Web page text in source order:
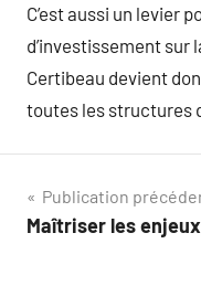
C’est aussi un levier
d’investissement sur
Certibeau devient
toutes les structures
Navigation
de
Publication
Maîtriser les